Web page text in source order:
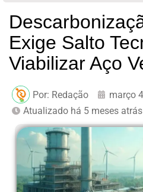
Exige Salto
Viabilizar Aço
Por: Redação março
Atualizado há 5 meses atrás